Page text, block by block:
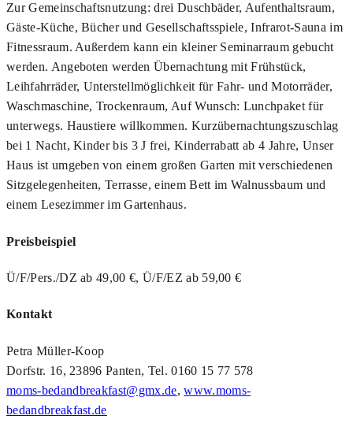
Zur Gemeinschaftsnutzung: drei Duschbäder, Aufenthaltsraum,
Gäste-Küche, Bücher und Gesellschaftsspiele, Infrarot-Sauna im
Fitnessraum. Außerdem kann ein kleiner Seminarraum gebucht
werden. Angeboten werden Übernachtung mit Frühstück,
Leihfahrräder, Unterstellmöglichkeit für Fahr- und Motorräder,
Waschmaschine, Trockenraum, Auf Wunsch: Lunchpaket für
unterwegs. Haustiere willkommen. Kurzübernachtungszuschlag
bei 1 Nacht, Kinder bis 3 J frei, Kinderrabatt ab 4 Jahre, Unser
Haus ist umgeben von einem großen Garten mit verschiedenen
Sitzgelegenheiten, Terrasse, einem Bett im Walnussbaum und
einem Lesezimmer im Gartenhaus.
Preisbeispiel
Ü/F/Pers./DZ ab 49,00 €, Ü/F/EZ ab 59,00 €
Kontakt
Petra Müller-Koop
Dorfstr. 16, 23896 Panten, Tel. 0160 15 77 578
moms-bedandbreakfast@gmx.de,www.moms-
bedandbreakfast.de